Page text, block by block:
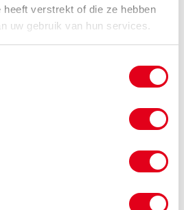
heeft verstrekt of die ze hebben
uw gebruik van hun services.
(de verpakkingseenheid is 50
RVS A2 borstbout M08x120